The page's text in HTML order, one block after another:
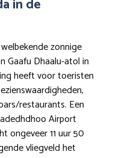
in de
zonnige
Gaafu Dhaalu-atol in
heeft voor toeristen
restaurants. Een
Airport
ongeveer 11 uur 50
vliegveld het